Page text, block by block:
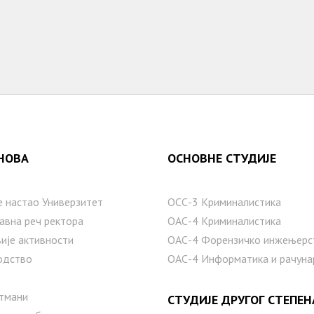
настаo Универзитет
реч ректора
активности
ОСНОВНЕ СТУДИЈЕ
ОСС-3 Криминалистика
ОАС-4 Криминалистика
ОАС-4 Форензичко
ОАС-4 Информатика и
СТУДИЈЕ ДРУГОГ